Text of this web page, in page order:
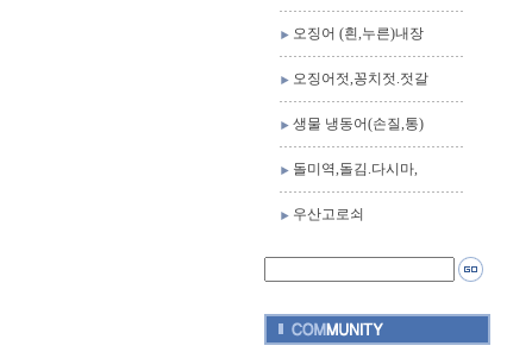
오징어 (흰,누른)내장
오징어젓,꽁치젓.젓갈
생물 냉동어(손질,통)
돌미역,돌김.다시마,
우산고로쇠